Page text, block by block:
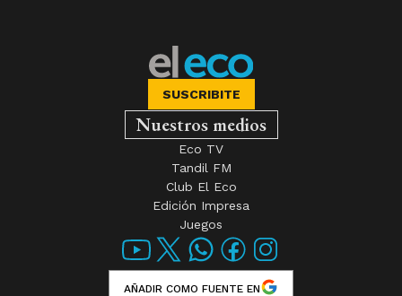
SUSCRIBITE
Nuestros medios
Eco TV
Tandil FM
Club El Eco
Edición Impresa
Juegos
AÑADIR COMO FUENTE EN